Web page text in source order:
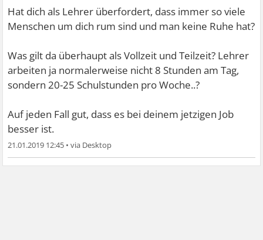
hatte immer ein reduzierte Stelle, Vollzeit hätte ich nie
durchhalten können. Aber die letzten Jahre hatte ich
Krankschreibungen, zuletzt 2011 fast das ganze Jahr. In
der Zeit habe ich beschlossen, den Beruf aufzugeben und
einen Job in der Verwaltungen anzunehmen. Seitdem ist
das alles sehr viel besser geworden, aber gern arbeite ich
immer noch nicht. Ich muss aber, weil ich schon immer
alleinstehend und finanziell völig auf mich gestellt war.
Zum Glück habe ich nur noch 6 Jahre bis zur Rente. Das
halte ich noch irgendwie durch.
Hat dich als Lehrer überfordert, dass immer so viele
Menschen um dich rum sind und man keine Ruhe hat?
Was gilt da überhaupt als Vollzeit und Teilzeit? Lehrer
arbeiten ja normalerweise nicht 8 Stunden am Tag,
sondern 20-25 Schulstunden pro Woche..?
Auf jeden Fall gut, dass es bei deinem jetzigen Job
besser ist.
21.01.2019 12:45 •